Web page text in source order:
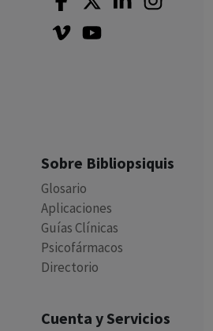
Sobre Bibliopsiquis
Glosario
Aplicaciones
Guías Clínicas
Psicofármacos
Directorio
Cuenta y Servicios